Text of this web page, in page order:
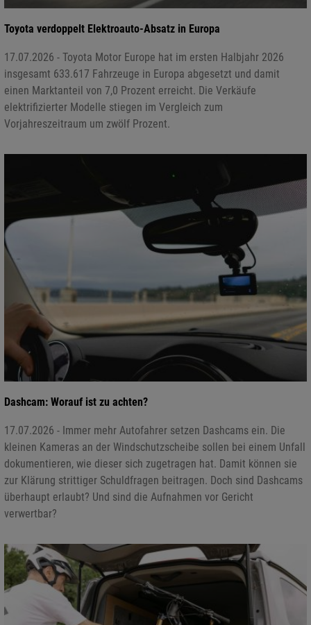
Toyota verdoppelt Elektroauto-Absatz in Europa
17.07.2026 - Toyota Motor Europe hat im ersten Halbjahr 2026
insgesamt 633.617 Fahrzeuge in Europa abgesetzt und damit
einen Marktanteil von 7,0 Prozent erreicht. Die Verkäufe
elektrifizierter Modelle stiegen im Vergleich zum
Vorjahreszeitraum um zwölf Prozent.
Dashcam: Worauf ist zu achten?
17.07.2026 - Immer mehr Autofahrer setzen Dashcams ein. Die
kleinen Kameras an der Windschutzscheibe sollen bei einem Unfall
dokumentieren, wie dieser sich zugetragen hat. Damit können sie
zur Klärung strittiger Schuldfragen beitragen. Doch sind Dashcams
überhaupt erlaubt? Und sind die Aufnahmen vor Gericht
verwertbar?